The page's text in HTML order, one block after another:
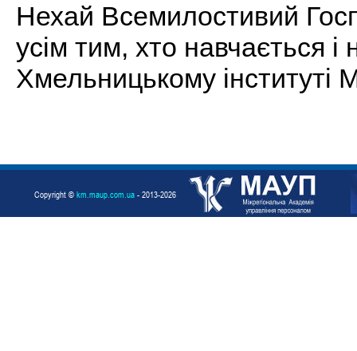
Нехай Всемилостивий
усім тим, хто навчається і
Хмельницькому інституті
Copyright © km.maup.com.ua - 2013-2026